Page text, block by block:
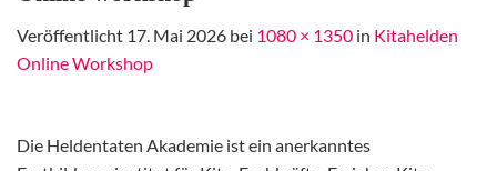
Veröffentlicht 17. Mai 2026 bei 1080 × 1350 in Kitahelden
Online Workshop
Die Heldentaten Akademie ist ein anerkanntes